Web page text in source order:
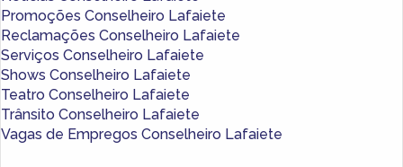
Promoções Conselheiro Lafaiete
Reclamações Conselheiro Lafaiete
Serviços Conselheiro Lafaiete
Shows Conselheiro Lafaiete
Teatro Conselheiro Lafaiete
Trânsito Conselheiro Lafaiete
Vagas de Empregos Conselheiro Lafaiete